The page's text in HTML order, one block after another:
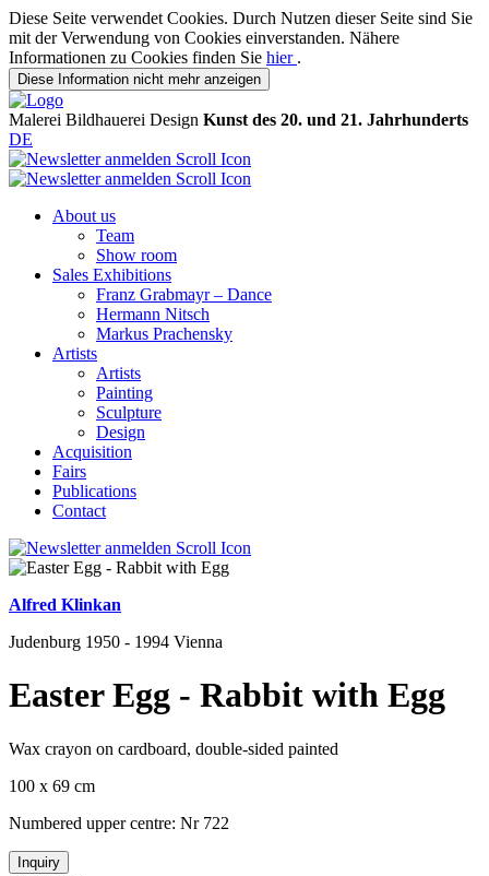
Diese Seite verwendet Cookies. Durch Nutzen dieser Seite sind Sie
mit der Verwendung von Cookies einverstanden. Nähere
Informationen zu Cookies finden Sie hier .
Diese Information nicht mehr anzeigen
Malerei Bildhauerei Design Kunst des 20. und 21. Jahrhunderts
DE
About us
Team
Show room
Sales Exhibitions
Franz Grabmayr – Dance
Hermann Nitsch
Markus Prachensky
Artists
Artists
Painting
Sculpture
Design
Acquisition
Fairs
Publications
Contact
Alfred Klinkan
Judenburg 1950 - 1994 Vienna
Easter Egg - Rabbit with Egg
Wax crayon on cardboard, double-sided painted
100 x 69 cm
Numbered upper centre: Nr 722
Inquiry